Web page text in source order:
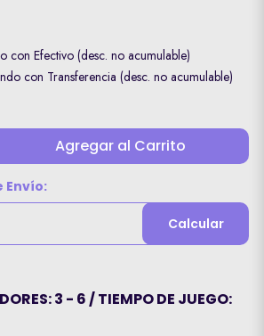
con Efectivo (desc. no acumulable)
con Transferencia (desc. no acumulable)
Agregar al Carrito
Envío:
Calcular
3 - 6 / TIEMPO DE JUEGO: